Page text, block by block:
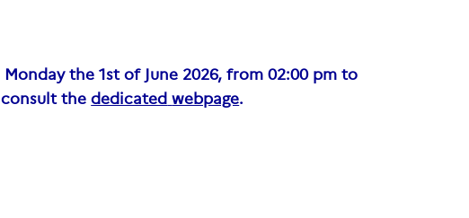
Monday the 1st of June 2026,from 02:00 pm to
consult the dedicated webpage.